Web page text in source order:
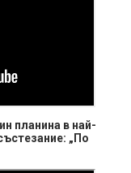
планина в най-
„По